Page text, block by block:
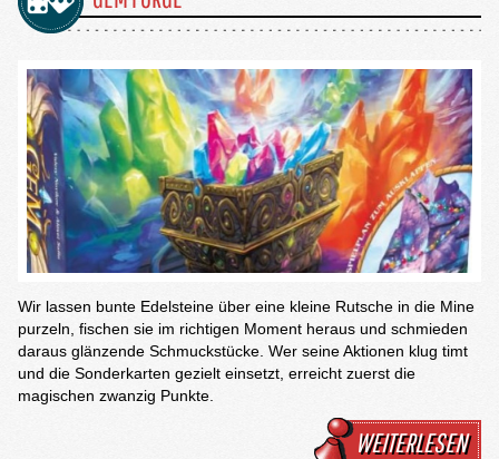
Wir lassen bunte Edelsteine über eine kleine Rutsche in die Mine
purzeln, fischen sie im richtigen Moment heraus und schmieden
daraus glänzende Schmuckstücke. Wer seine Aktionen klug timt
und die Sonderkarten gezielt einsetzt, erreicht zuerst die
magischen zwanzig Punkte.
WEITERLESEN